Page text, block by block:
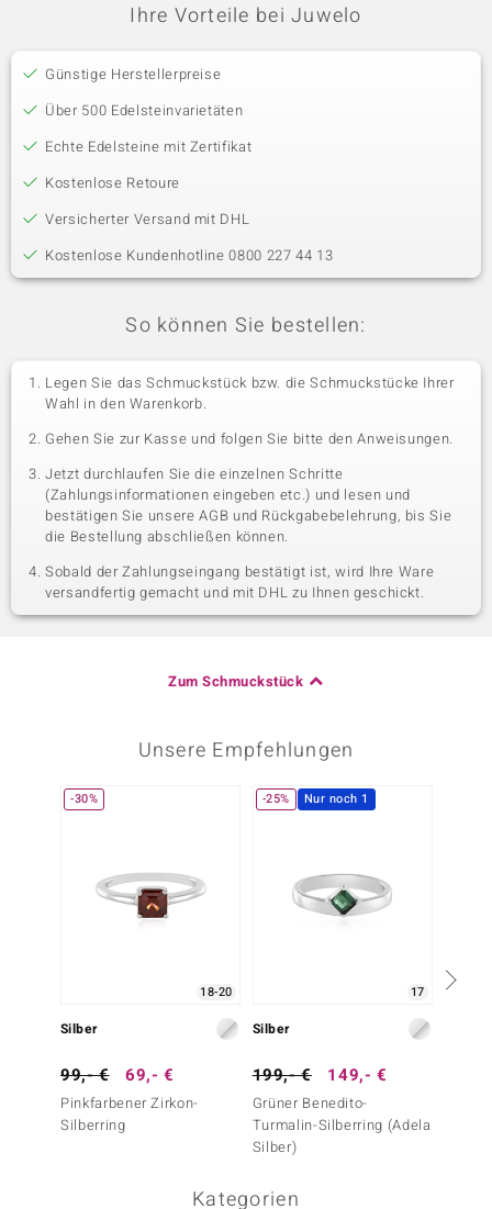
Ihre Vorteile bei Juwelo
Günstige Herstellerpreise
Über 500 Edelsteinvarietäten
Echte Edelsteine mit Zertifikat
Kostenlose Retoure
Versicherter Versand mit DHL
Kostenlose Kundenhotline 0800 227 44 13
So können Sie bestellen:
Legen Sie das Schmuckstück bzw. die Schmuckstücke Ihrer
Wahl in den Warenkorb.
Gehen Sie zur Kasse und folgen Sie bitte den Anweisungen.
Jetzt durchlaufen Sie die einzelnen Schritte
(Zahlungsinformationen eingeben etc.) und lesen und
bestätigen Sie unsere AGB und Rückgabebelehrung, bis Sie
die Bestellung abschließen können.
Sobald der Zahlungseingang bestätigt ist, wird Ihre Ware
versandfertig gemacht und mit DHL zu Ihnen geschickt.
Zum Schmuckstück
Unsere Empfehlungen
-30%
18-20
Silber
99,- € 69,- €
Pinkfarbener Zirkon-
Silberring
-25% Nur noch 1
17
Silber
199,- € 149,- €
Grüner Benedito-
Turmalin-Silberring (Adela
Silber)
Kategorien